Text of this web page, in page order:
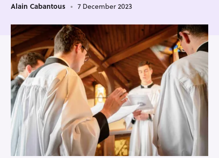
Alain Cabantous 7 December 2023